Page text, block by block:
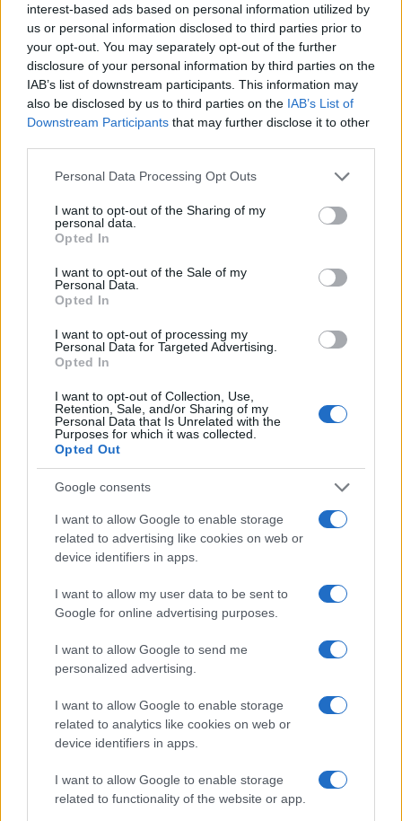
interest-based ads based on personal information utilized by
us or personal information disclosed to third parties prior to
your opt-out. You may separately opt-out of the further
disclosure of your personal information by third parties on the
IAB’s list of downstream participants. This information may
also be disclosed by us to third parties on the IAB’s List of
Downstream Participants that may further disclose it to other
Please note that this website/app uses one or more Google
not limited to your visit or usage behaviour. You may click to
grant or deny consent to Google and its third-party tags to
use your data for below specified purposes in below Google
consent section.
Personal Data Processing Opt Outs
I want to opt-out of the Sharing of my
personal data.
Opted In
I want to opt-out of the Sale of my
Personal Data.
Opted In
I want to opt-out of processing my
Personal Data for Targeted Advertising.
Opted In
I want to opt-out of Collection, Use,
Retention, Sale, and/or Sharing of my
Personal Data that Is Unrelated with the
Purposes for which it was collected.
Opted Out
Google consents
I want to allow Google to enable storage
related to advertising like cookies on web or
device identifiers in apps.
I want to allow my user data to be sent to
Google for online advertising purposes.
I want to allow Google to send me
personalized advertising.
I want to allow Google to enable storage
related to analytics like cookies on web or
device identifiers in apps.
I want to allow Google to enable storage
related to functionality of the website or app.
Dalla TV tradizionale alle piattaforme online:
l’evoluzione dell’intrattenimento
Cristian Castiglioni · 6 Ago 2026
TELEVISIONE
ResQ e l’impegno per una nuova nave di soccorso nel
Mediterraneo
TELEVISIONE